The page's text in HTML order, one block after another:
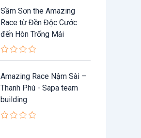
5
s
a
o
c
x
ế
p
h
ạ
n
g
5
s
a
o
à
:
1
.
t
ạ
i
6
.
Sầm Sơn the Amazing
Race từ Đền Độc Cước
đến Hòn Trống Mái
Đ
ợ
c
x
ế
h
Amazing Race Nậm Sài –
Thanh Phú - Sapa team
building